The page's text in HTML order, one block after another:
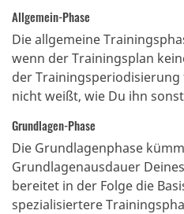
Allgemein-Phase
Die allgemeine
wenn der Trainingsplan
der
nicht weißt, wie Du ihn
Grundlagen-Phase
Die Grundlagenphase
Grundlagenausdauer
bereitet in der Folge die
spezialisiertere